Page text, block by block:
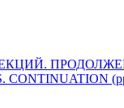
CONTINUATION